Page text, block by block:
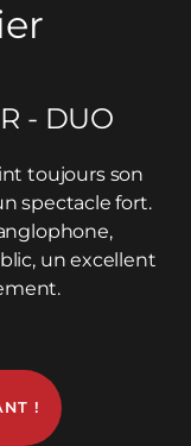
- DUO
toujours son
spectacle fort.
un excellent
!